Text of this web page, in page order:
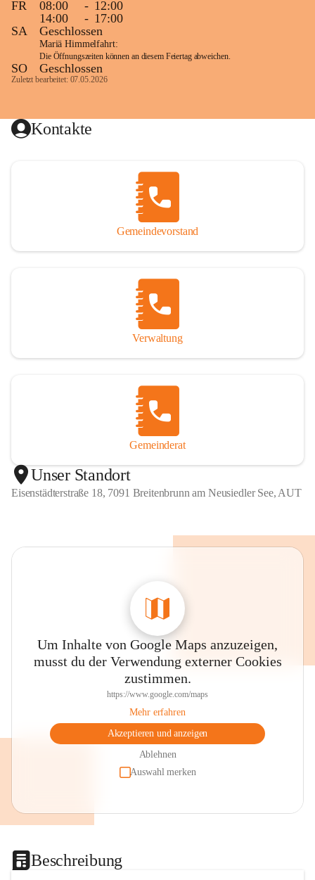
FR
08:00 - 12:00
14:00
- 17:00
SA
Geschlossen
Mariä Himmelfahrt:
Die Öffnungszeiten können an diesem Feiertag abweichen.
SO Geschlossen
Zuletzt bearbeitet: 07.05.2026
Kontakte
Gemeindevorstand
Verwaltung
Gemeinderat
Unser Standort
Eisenstädterstraße 18, 7091 Breitenbrunn am Neusiedler See, AUT
Um Inhalte von Google Maps anzuzeigen,
musst du der Verwendung externer Cookies
zustimmen.
https://www.google.com/maps
Mehr erfahren
Akzeptieren und anzeigen
Ablehnen
Auswahl merken
Beschreibung